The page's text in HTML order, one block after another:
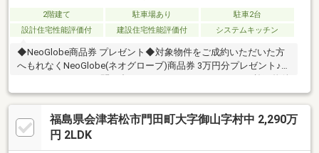
2階建て 駐車場あり
駐車2台
設計住宅性能評価付
建設住宅性能評価付 システムキッチン
◆NeoGlobe商品券 プレゼント◆対象物件をご成約いただいた方
へもれなくNeoGlobe(ネオグローブ)商品券 3万円分プレゼント♪詳
◆おススメPoint◆・2022年3月新築の築浅物件！・オール電化仕
様で光熱費管理もしやすく経済的・食洗機付きで毎日の家事負担
を軽減・カップボード付きでキッチン収納も充実・サンルーム付
きで天候を気にせず洗濯物・豊富な収納で生活スペースを広く活
福島県会津若松市門田町大字御山字村中 2,290万
円 2LDK